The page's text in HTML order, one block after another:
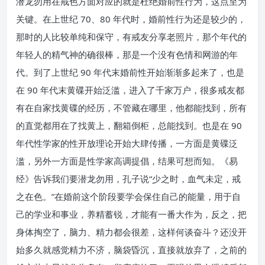
关键。在上世纪 70、80 年代时，婚前性行为还是较少的，
那时的人比较单纯和保守，有戒友分享老照片，那个年代的
年轻人的精气神的确很棒，那是一个没有色情和网游的年
代。到了上世纪 90 年代末婚前性开始渐渐多起来了，也是
在 90 年代末黄碟开始泛滥，进入了千家万户，很多戒友都
有在自家找黄碟的经历，不管藏在哪里，他都能找到，所有
的直觉都用在了找黄上，翻箱倒柜，总能找到。也是在 90
年代性学家的性开放理论开始大肆传播，一方面是黄碟泛
滥，另外一方面是性学家高调提倡，结果可想而知。《易
经》告诉我们要潜龙勿用，孔子说“少之时，血气未定，戒
之在色。”在婚前这个阶段要学会保住自己的能量，用于自
己的学业和事业，养精蓄锐，才能有一番大作为，反之，把
身体掏空了，脑力、精力都会很差，这样何谈奋斗？还没开
始多久就感觉精力不济，脑袋昏沉，直接就放弃了，之前的